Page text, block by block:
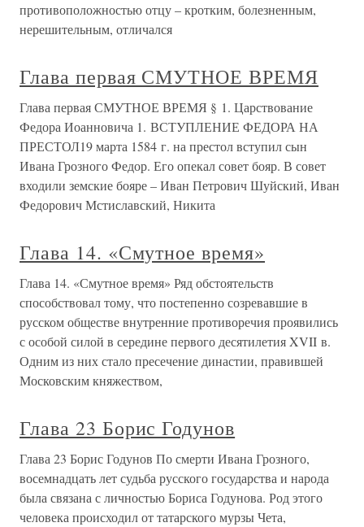
противоположностью отцу – кротким, болезненным,
нерешительным, отличался
Глава первая СМУТНОЕ ВРЕМЯ
Глава первая СМУТНОЕ ВРЕМЯ § 1. Царствование
Федора Иоанновича 1. ВСТУПЛЕНИЕ ФЕДОРА НА
ПРЕСТОЛ19 марта 1584 г. на престол вступил сын
Ивана Грозного Федор. Его опекал совет бояр. В совет
входили земские бояре – Иван Петрович Шуйский, Иван
Федорович Мстиславский, Никита
Глава 14. «Смутное время»
Глава 14. «Смутное время» Ряд обстоятельств
способствовал тому, что постепенно созревавшие в
русском обществе внутренние противоречия проявились
с особой силой в середине первого десятилетия XVII в.
Одним из них стало пресечение династии, правившей
Московским княжеством,
Глава 23 Борис Годунов
Глава 23 Борис Годунов По смерти Ивана Грозного,
восемнадцать лет судьба русского государства и народа
была связана с личностью Бориса Годунова. Род этого
человека происходил от татарского мурзы Чета,